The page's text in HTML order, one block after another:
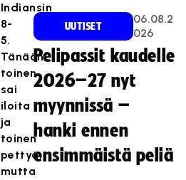
Indiansin
8-
5.
Tänään
toinen
sai
iloita
ja
toinen
pettyä,
mutta
UUTISET
06.08.2
026
Pelipassit kaudelle
2026–27 nyt
myynnissä –
hanki ennen
ensimmäistä peliä